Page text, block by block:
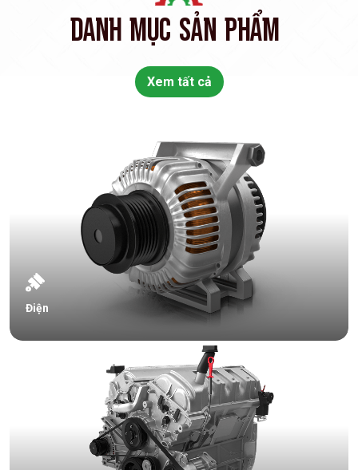
DANHMỤC SẢN PHẨM
Xem tất cả
Điện